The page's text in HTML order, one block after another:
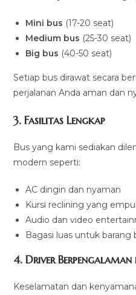
Mini bus (17-20 seat)
Medium bus (25-30 seat)
Big bus (40-50 seat)
Setiap bus dirawat secara
perjalanan Anda aman dan
3.Fasilitas Lengkap
Bus yang kami sediakan
modern seperti:
AC dingin dan nyaman
Kursi reclining yang
Audio dan video
Bagasi luas untuk barang
4.Driver
Keselamatan dan